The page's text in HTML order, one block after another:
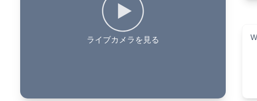
ライブカメラを見る